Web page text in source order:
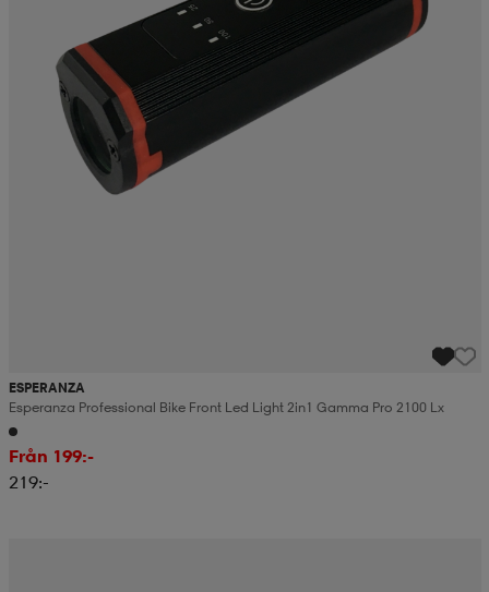
ESPERANZA
Esperanza Professional Bike Front Led Light 2in1 Gamma Pro 2100 Lx
Från 199:-
219:-